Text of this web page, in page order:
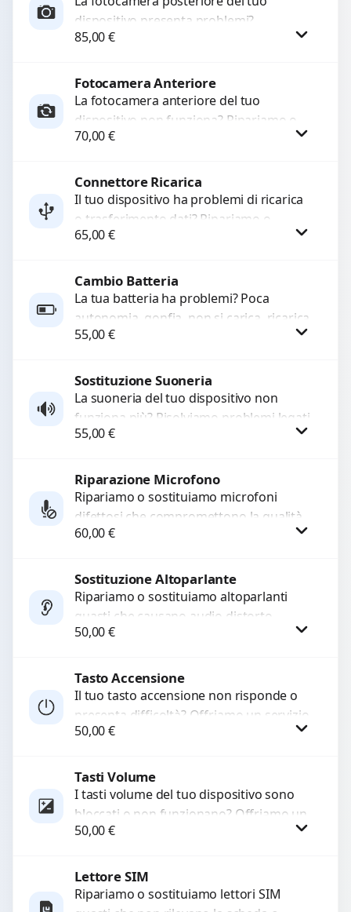
dispositivo presenta problemi?
Interveniamo per risolvere guasti come
funzionante,...
85,00€
Procedi
Fotocamera Anteriore
La fotocamera anteriore del tuo
dispositivo non funziona? Ripariamo o
sostituiamo fotocamere guaste con
a...
70,00€
Procedi
Connettore Ricarica
Il tuo dispositivo ha problemi di ricarica
o trasferimento dati? Ripariamo o
sostituiamo connettori di ricarica guasti,
65,00€
Procedi
Cambio Batteria
La tua batteria ha problemi? Poca
autonomia, gonfia, non si carica, ricarica
lenta o cicli di ricarica esauriti?
55,00€
Procedi
Sostituzione Suoneria
La suoneria del tuo dispositivo non
funziona più? Risolviamo problemi legati
a moduli audio difettosi con interventi
55,00€
Procedi
Riparazione Microfono
Ripariamo o sostituiamo microfoni
difettosi che compromettono la qualità
audio delle registrazioni o delle
di...
60,00€
Procedi
Sostituzione Altoparlante
Ripariamo o sostituiamo altoparlanti
guasti che causano audio distorto,
basso o assente. Utilizziamo ricambi di
50,00€
Procedi
Tasto Accensione
Il tuo tasto accensione non risponde o
presenta difficoltà? Offriamo un servizio
professionale di riparazione o
50,00€
Tasti Volume
I tasti volume del tuo dispositivo sono
bloccati o non funzionano? Offriamo un
servizio di riparazione o sostituzione
50,00€
Lettore SIM
Ripariamo o sostituiamo lettori SIM